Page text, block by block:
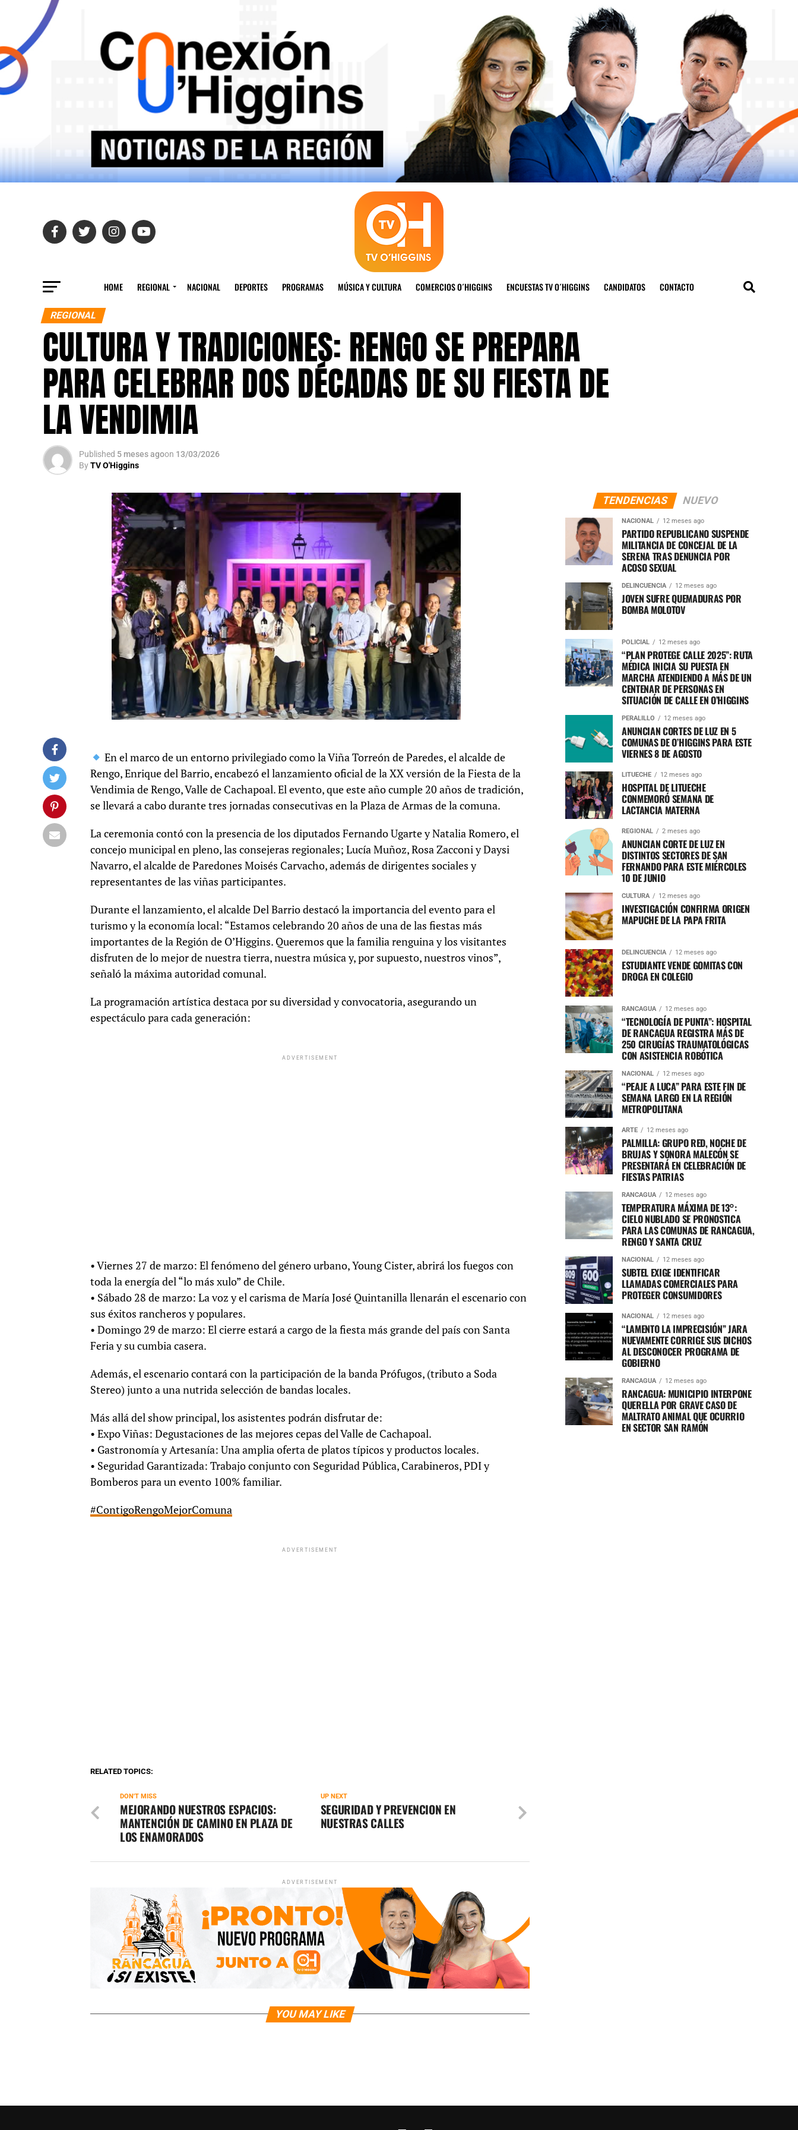
HOME REGIONAL NACIONAL DEPORTES PROGRAMAS MÚSICA Y CULTURA COMERCIOS O´HIGGINS ENCUESTAS TV O´HIGGINS CANDIDATOS CONTACTO
REGIONAL
CULTURA Y TRADICIONES: RENGO SE PREPARA
PARA CELEBRAR DOS DÉCADAS DE SU FIESTA DE
LA VENDIMIA
Published 5 meses agoon 13/03/2026
ByTV O'Higgins
En el marco de un entorno privilegiado como la Viña Torreón de Paredes, el alcalde de
Rengo, Enrique del Barrio, encabezó el lanzamiento oficial de la XX versión de la Fiesta de la
Vendimia de Rengo, Valle de Cachapoal. El evento, que este año cumple 20 años de tradición,
se llevará a cabo durante tres jornadas consecutivas en la Plaza de Armas de la comuna.
La ceremonia contó con la presencia de los diputados Fernando Ugarte y Natalia Romero, el
concejo municipal en pleno, las consejeras regionales; Lucía Muñoz, Rosa Zacconi y Daysi
Navarro, el alcalde de Paredones Moisés Carvacho, además de dirigentes sociales y
representantes de las viñas participantes.
Durante el lanzamiento, el alcalde Del Barrio destacó la importancia del evento para el
turismo y la economía local: “Estamos celebrando 20 años de una de las fiestas más
importantes de la Región de O’Higgins. Queremos que la familia renguina y los visitantes
disfruten de lo mejor de nuestra tierra, nuestra música y, por supuesto, nuestros vinos”,
señaló la máxima autoridad comunal.
La programación artística destaca por su diversidad y convocatoria, asegurando un
espectáculo para cada generación:
ADVERTISEMENT
• Viernes 27 de marzo: El fenómeno del género urbano, Young Cister, abrirá los fuegos con
toda la energía del “lo más xulo” de Chile.
• Sábado 28 de marzo: La voz y el carisma de María José Quintanilla llenarán el escenario con
sus éxitos rancheros y populares.
• Domingo 29 de marzo: El cierre estará a cargo de la fiesta más grande del país con Santa
Feria y su cumbia casera.
Además, el escenario contará con la participación de la banda Prófugos, (tributo a Soda
Stereo) junto a una nutrida selección de bandas locales.
Más allá del show principal, los asistentes podrán disfrutar de:
• Expo Viñas: Degustaciones de las mejores cepas del Valle de Cachapoal.
• Gastronomía y Artesanía: Una amplia oferta de platos típicos y productos locales.
• Seguridad Garantizada: Trabajo conjunto con Seguridad Pública, Carabineros, PDI y
Bomberos para un evento 100% familiar.
#ContigoRengoMejorComuna
ADVERTISEMENT
RELATED TOPICS:
UP NEXT
SEGURIDAD Y PREVENCION EN
NUESTRAS CALLES
DON'T MISS
MEJORANDO NUESTROS ESPACIOS:
MANTENCIÓN DE CAMINO EN PLAZA DE
LOS ENAMORADOS
ADVERTISEMENT
YOU MAY LIKE
TENDENCIAS NUEVO
NACIONAL 12 meses ago
PARTIDO REPUBLICANO SUSPENDE
MILITANCIA DE CONCEJAL DE LA
SERENA TRAS DENUNCIA POR
ACOSO SEXUAL
DELINCUENCIA 12 meses ago
JOVEN SUFRE QUEMADURAS POR
BOMBA MOLOTOV
POLICIAL 12 meses ago
“PLAN PROTEGE CALLE 2025”: RUTA
MÉDICA INICIA SU PUESTA EN
MARCHA ATENDIENDO A MÁS DE UN
CENTENAR DE PERSONAS EN
SITUACIÓN DE CALLE EN O’HIGGINS
PERALILLO 12 meses ago
ANUNCIAN CORTES DE LUZ EN 5
COMUNAS DE O’HIGGINS PARA ESTE
VIERNES 8 DE AGOSTO
LITUECHE 12 meses ago
HOSPITAL DE LITUECHE
CONMEMORÓ SEMANA DE
LACTANCIA MATERNA
REGIONAL 2 meses ago
ANUNCIAN CORTE DE LUZ EN
DISTINTOS SECTORES DE SAN
FERNANDO PARA ESTE MIÉRCOLES
10 DE JUNIO
CULTURA 12 meses ago
INVESTIGACIÓN CONFIRMA ORIGEN
MAPUCHE DE LA PAPA FRITA
DELINCUENCIA 12 meses ago
ESTUDIANTE VENDE GOMITAS CON
DROGA EN COLEGIO
RANCAGUA 12 meses ago
“TECNOLOGÍA DE PUNTA”: HOSPITAL
DE RANCAGUA REGISTRA MÁS DE
250 CIRUGÍAS TRAUMATOLÓGICAS
CON ASISTENCIA ROBÓTICA
NACIONAL 12 meses ago
“PEAJE A LUCA” PARA ESTE FIN DE
SEMANA LARGO EN LA REGIÓN
METROPOLITANA
ARTE 12 meses ago
PALMILLA: GRUPO RED, NOCHE DE
BRUJAS Y SONORA MALECÓN SE
PRESENTARÁ EN CELEBRACIÓN DE
FIESTAS PATRIAS
RANCAGUA 12 meses ago
TEMPERATURA MÁXIMA DE 13°:
CIELO NUBLADO SE PRONOSTICA
PARA LAS COMUNAS DE RANCAGUA,
RENGO Y SANTA CRUZ
NACIONAL 12 meses ago
SUBTEL EXIGE IDENTIFICAR
LLAMADAS COMERCIALES PARA
PROTEGER CONSUMIDORES
NACIONAL 12 meses ago
“LAMENTO LA IMPRECISIÓN” JARA
NUEVAMENTE CORRIGE SUS DICHOS
AL DESCONOCER PROGRAMA DE
GOBIERNO
RANCAGUA 12 meses ago
RANCAGUA: MUNICIPIO INTERPONE
QUERELLA POR GRAVE CASO DE
MALTRATO ANIMAL QUE OCURRIO
EN SECTOR SAN RAMÓN